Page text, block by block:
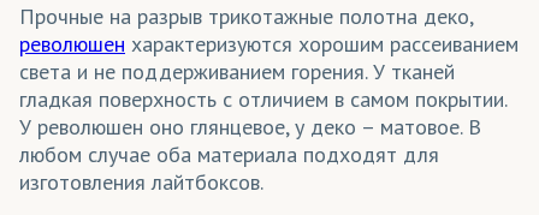
Прочные на разрыв трикотажные полотна деко,
революшен характеризуются хорошим рассеиванием
света и не поддерживанием горения. У тканей
гладкая поверхность с отличием в самом покрытии.
У революшен оно глянцевое, у деко – матовое. В
любом случае оба материала подходят для
изготовления лайтбоксов.